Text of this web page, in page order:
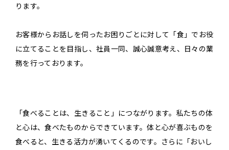
ります。
お客様からお話しを伺ったお困りごとに対して「食」でお役
に立てることを目指し、社員一同、誠心誠意考え、日々の業
務を行っております。
「食べることは、生きること」につながります。私たちの体
と心は、食べたものからできています。体と心が喜ぶものを
食べると、生きる活力が湧いてくるのです。さらに「おいし